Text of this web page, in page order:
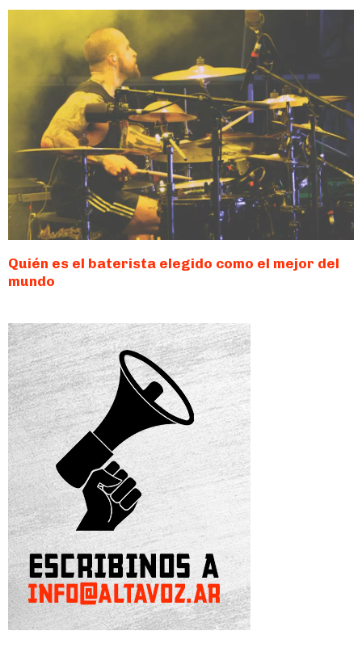
Quién es el baterista elegido como el mejor del
mundo